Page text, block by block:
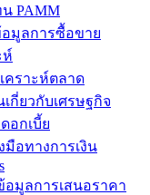
PAMM
มูลการซื้อขาย
ห์
คราะห์ตลาด
กี่ยวกับเศรษฐกิจ
อกเบี้ย
มือทางการเงิน
มูลการเสนอราคา